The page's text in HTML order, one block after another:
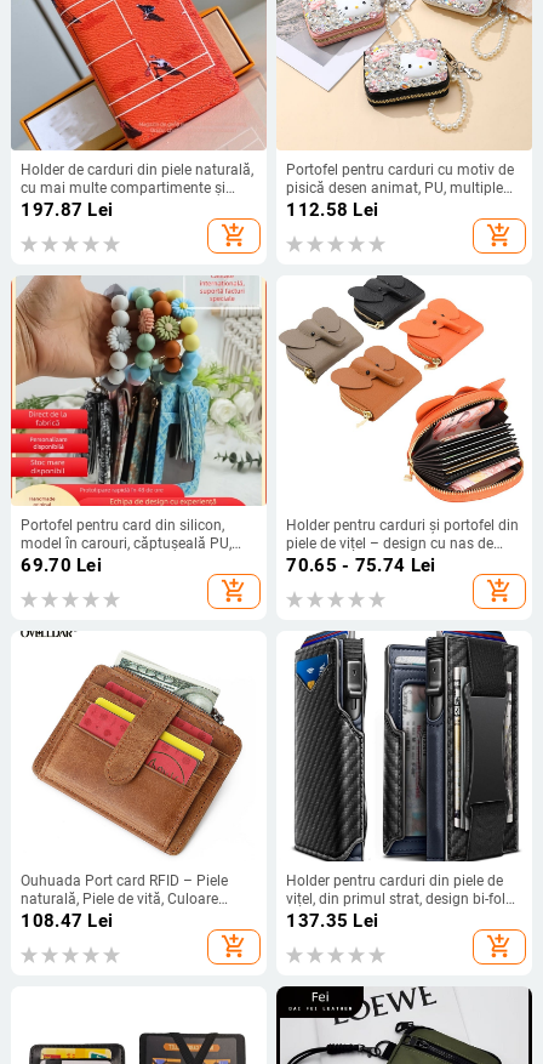
Holder de carduri din piele naturală,
cu mai multe compartimente și
buzunar pentru monede — unisex,
197.87 Lei
add_shopping_cart
Portofel pentru carduri cu motiv de
pisică desen animat, PU, multiple
compartimente pentru carduri,
112.58 Lei
add_shopping_cart
Portofel pentru card din silicon,
model în carouri, căptușeală PU,
pliabil, stil în trend internațional
69.70 Lei
add_shopping_cart
Holder pentru carduri și portofel din
piele de vițel – design cu nas de
elefant, din piele naturală
70.65 - 75.74 Lei
add_shopping_cart
Ouhuada Port card RFID – Piele
naturală, Piele de vită, Culoare
solidă, Anti-furt, Rezistent la uzură
108.47 Lei
add_shopping_cart
Holder pentru carduri din piele de
vițel, din primul strat, design bi-fold,
protecție RFID, căptușeală PU
137.35 Lei
add_shopping_cart